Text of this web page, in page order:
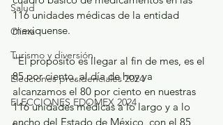
Salud
Clima
Turismo y diversión
Elecciones presidenciales 2024
ELECCIONES EDOMEX 2024
116 unidades médicas de la entidad
mexiquense.
“El propósito es llegar al fin de mes, es el
85 por ciento, al día de hoy ya
alcanzamos el 80 por ciento en nuestras
116 unidades médicas a lo largo y a lo
ancho del Estado de México, con el 85